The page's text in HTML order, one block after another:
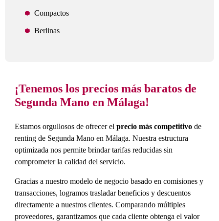
Compactos
Berlinas
¡Tenemos los precios más baratos de
Segunda Mano en Málaga!
Estamos orgullosos de ofrecer el precio más competitivo de
renting de Segunda Mano en Málaga. Nuestra estructura
optimizada nos permite brindar tarifas reducidas sin
comprometer la calidad del servicio.
Gracias a nuestro modelo de negocio basado en comisiones y
transacciones, logramos trasladar beneficios y descuentos
directamente a nuestros clientes. Comparando múltiples
proveedores, garantizamos que cada cliente obtenga el valor